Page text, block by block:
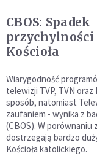
CBOS: Spadek
przychylności
Kościoła
Wiarygodność
telewizji TVP, TVN
sposób, natomiast
zaufaniem - wynika z
(CBOS). W porównaniu
dostrzegają bardzo
Kościoła katolickiego.